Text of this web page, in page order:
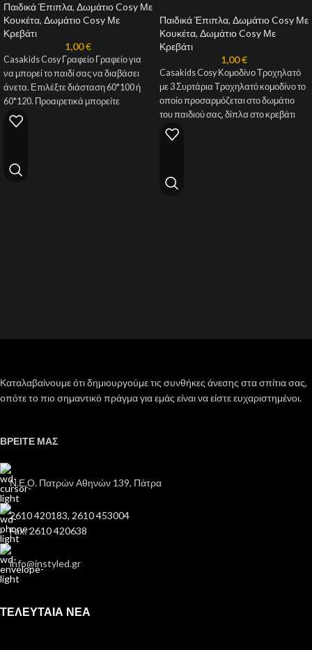
Παιδικά Έπιπλα, Δωμάτιο Cosy Με
Κουκέτα, Δωμάτιο Cosy Με
Κρεβάτι
1,00€
Casakids Cosy Γραφείο Γραφείο για
να μπορεί το παιδί σας να διαβάσει
άνετα. Επιλέξτε διάσταση 60*100 ή
60*120. Προαιρετικά μπορείτε
Παιδικά Έπιπλα, Δωμάτιο Cosy Με
Κουκέτα, Δωμάτιο Cosy Με
Κρεβάτι
1,00€
Casakids Cosy Κομοδίνο Τροχηλατό
με 3 Συρτάρια Τροχηλατό κομοδίνο το
οποίο προσαρμόζεται στο δωμάτιο
του παιδιού σας, δίπλα στο κρεβάτι
Καταλαβαίνουμε ότι δημιουργούμε τις συνθήκες άνεσης στα σπίτια σας,
οπότε το πιο σημαντικό πράγμα για εμάς είναι να είστε ευχαριστημένοι.
ΒΡΕΙΤΕ ΜΑΣ
Ν.Ε.Ο. Πατρών Αθηνών 139, Πάτρα
2610 420183, 2610 453004
Fax: 2610 420638
info@instyled.gr
ΤΕΛΕΥΤΑΙΑ ΝΕΑ